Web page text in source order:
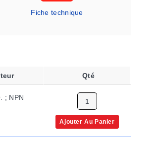
Fiche technique
Qté
; NPN
Ajouter Au Panier